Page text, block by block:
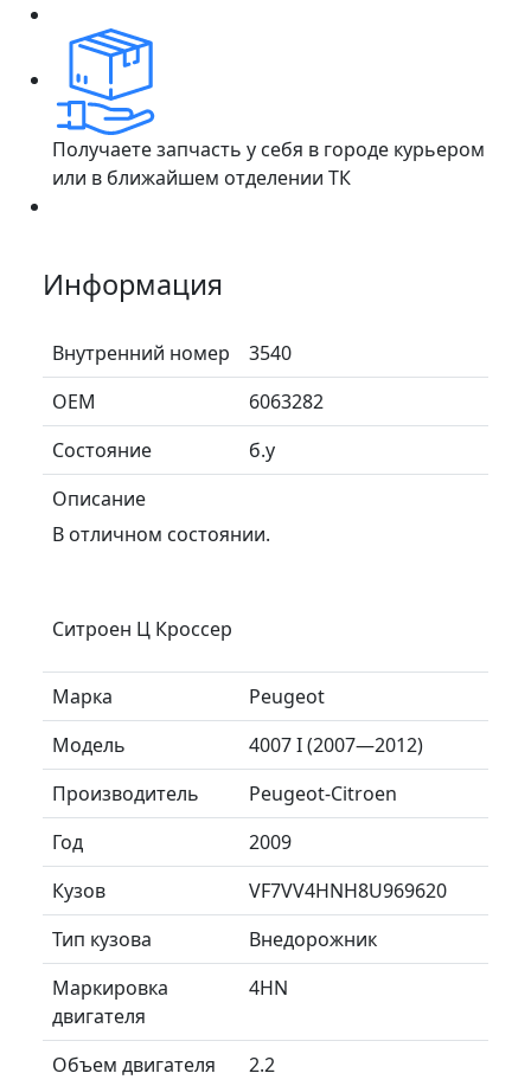
Получаете запчасть у себя в городе курьером
или в ближайшем отделении ТК
Информация
Внутренний номер
3540
ОЕМ
6063282
Состояние
б.у
Описание
В отличном состоянии.
Ситроен Ц Кроссер
Марка
Peugeot
Модель
4007 I (2007—2012)
Производитель
Peugeot-Citroen
Год
2009
Кузов
VF7VV4HNH8U969620
Тип кузова
Внедорожник
Маркировка
двигателя
4HN
Объем двигателя
2.2